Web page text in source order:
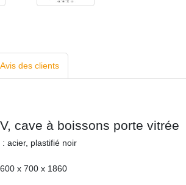
Avis des clients
cave à boissons porte vitrée
acier, plastifié noir
x 700 x 1860